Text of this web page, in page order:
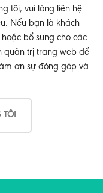
tôi, vui lòng liên hệ
Nếu bạn là khách
bổ sung cho các
quản trị trang web để
ơn sự đóng góp và
TÔI